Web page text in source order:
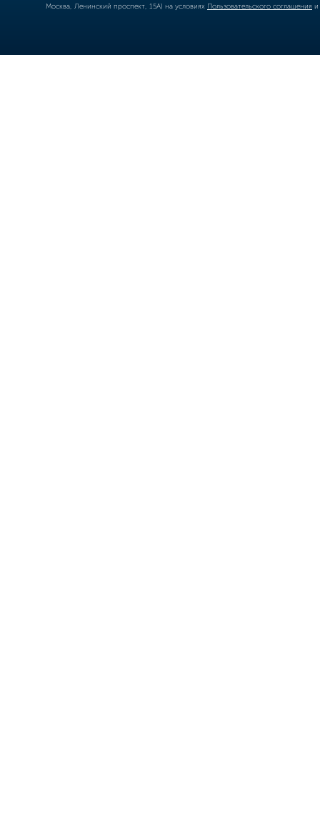
Москва, Ленинский проспект, 15А) на условиях Пользовательского соглашения и